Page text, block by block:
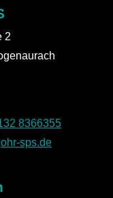
2
8366355
sps.de